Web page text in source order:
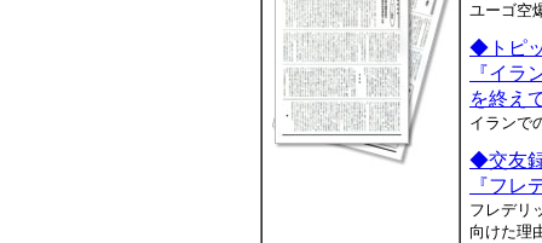
ユーゴ空
◆トピ
『イラ
を終え
イランで
◆交友
『フレ
フレデリ
向けた理